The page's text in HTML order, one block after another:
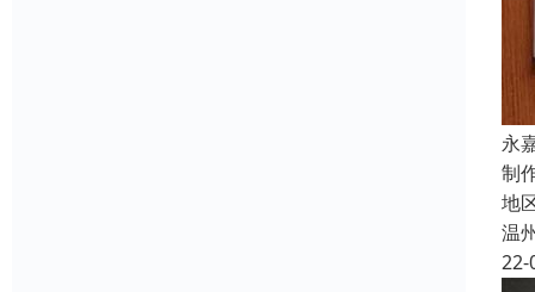
永
制
地
温
22-